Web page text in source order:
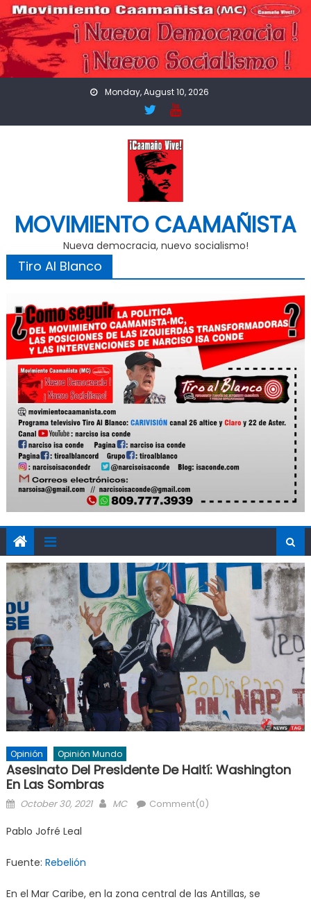
Skip
to
content
Monday, August 10, 2026
MOVIMIENTO CAAMAÑISTA
Nueva democracia, nuevo socialismo!
Tiro Al Blanco
Opinión Opinión Mundo
Asesinato Del Presidente De Haití: Washington
En Las Sombras
Posted
October 30, 2021 Author
MC Comment(0)
Pablo Jofré Leal
Fuente: Rebelión
En el Mar Caribe, en la zona central de las Antillas, se